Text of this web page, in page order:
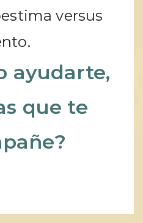
versus
ayudarte,
que te